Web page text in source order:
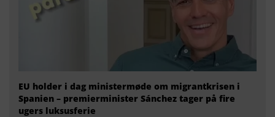
EU holder i dag ministermøde om migrantkrisen i
Spanien – premierminister Sánchez tager på fire
ugers luksusferie